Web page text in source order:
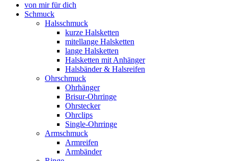
von mir für dich
Schmuck
Halsschmuck
kurze Halsketten
mitellange Halsketten
lange Halsketten
Halsketten mit Anhänger
Halsbänder & Halsreifen
Ohrschmuck
Ohrhänger
Brisur-Ohrringe
Ohrstecker
Ohrclips
Single-Ohrringe
Armschmuck
Armreifen
Armbänder